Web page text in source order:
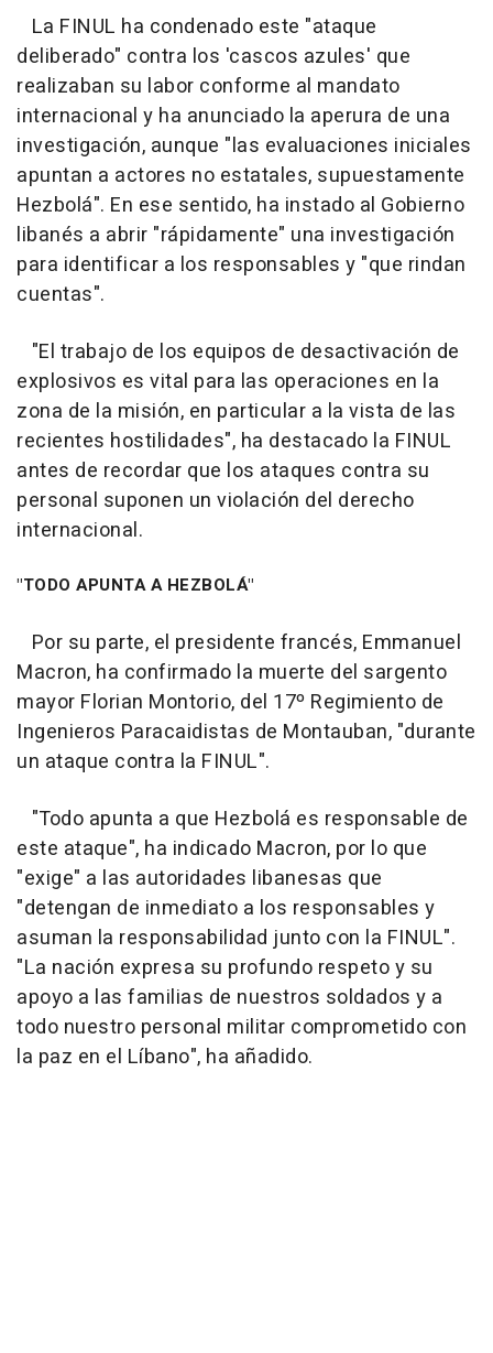
La FINUL ha condenado este "ataque
deliberado" contra los 'cascos azules' que
realizaban su labor conforme al mandato
internacional y ha anunciado la aperura de una
investigación, aunque "las evaluaciones iniciales
apuntan a actores no estatales, supuestamente
Hezbolá". En ese sentido, ha instado al Gobierno
libanés a abrir "rápidamente" una investigación
para identificar a los responsables y "que rindan
cuentas".
"El trabajo de los equipos de desactivación de
explosivos es vital para las operaciones en la
zona de la misión, en particular a la vista de las
recientes hostilidades", ha destacado la FINUL
antes de recordar que los ataques contra su
personal suponen un violación del derecho
internacional.
"TODO APUNTA A HEZBOLÁ"
Por su parte, el presidente francés, Emmanuel
Macron, ha confirmado la muerte del sargento
mayor Florian Montorio, del 17º Regimiento de
Ingenieros Paracaidistas de Montauban, "durante
un ataque contra la FINUL".
"Todo apunta a que Hezbolá es responsable de
este ataque", ha indicado Macron, por lo que
"exige" a las autoridades libanesas que
"detengan de inmediato a los responsables y
asuman la responsabilidad junto con la FINUL".
"La nación expresa su profundo respeto y su
apoyo a las familias de nuestros soldados y a
todo nuestro personal militar comprometido con
la paz en el Líbano", ha añadido.